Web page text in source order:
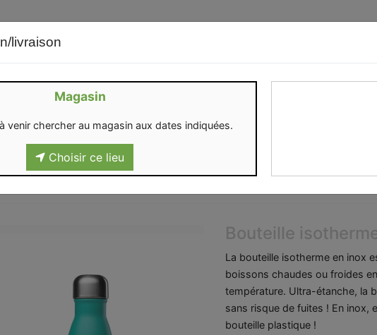
livraison
Magasin
venir chercher au magasin aux dates indiquées.
Choisir ce lieu
Bouteille
La bouteille isotherme en inox
boissons chaudes ou froides
température. Ultra-étanche, la
sans risque de fuites ! En inox,
bouteille plastique !